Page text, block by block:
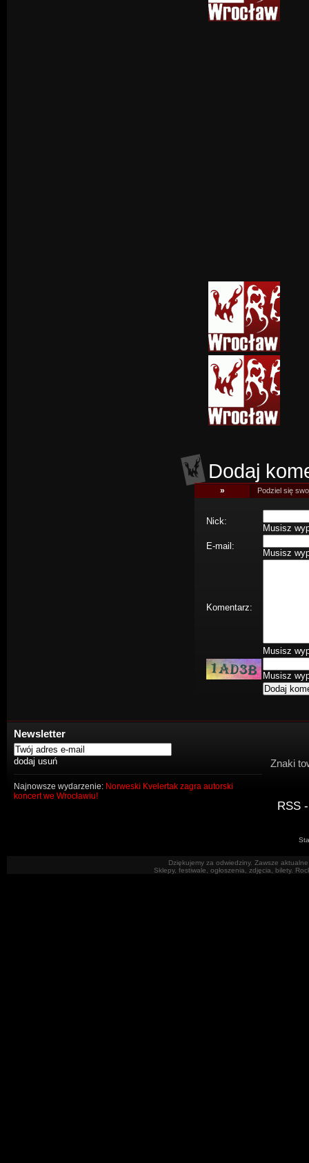
Dodaj
» Podziel się
Nick:
Musisz
E-mail:
Musisz
Komentarz:
Musisz
Musisz
Newsletter
Najnowsze wydarzenie: Norweski Kvelertak zagra autorski
koncert we Wrocławiu!
Znaki
RSS
Dziękujemy za odwiedziny. Zawsze
Sklepy, festiwale, ogłoszenia, zdjęcia, bilety.